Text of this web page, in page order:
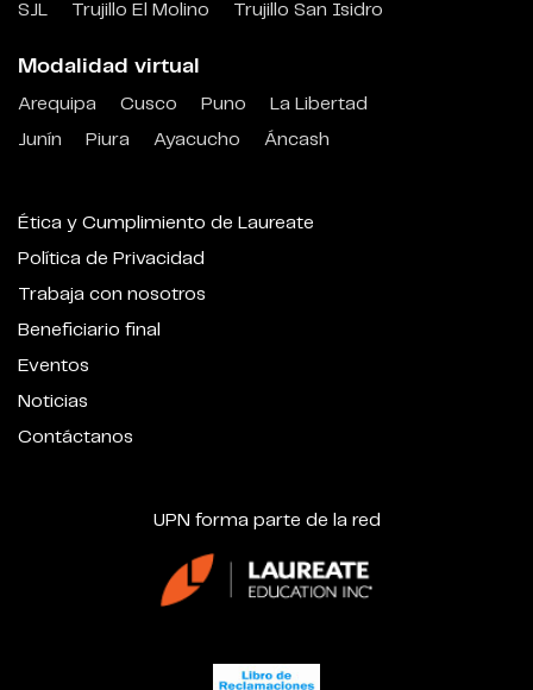
SJL
Trujillo El Molino Trujillo San Isidro
Modalidad virtual
Arequipa Cusco Puno
La Libertad
Junín
Piura Ayacucho Áncash
Ética y Cumplimiento de Laureate
Política de Privacidad
Trabaja con nosotros
Beneficiario final
Eventos
Noticias
Contáctanos
UPN forma parte de la red